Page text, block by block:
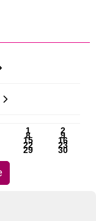
rok
następny miesiąc
1 2
8 9
15 16
22 23
29 30